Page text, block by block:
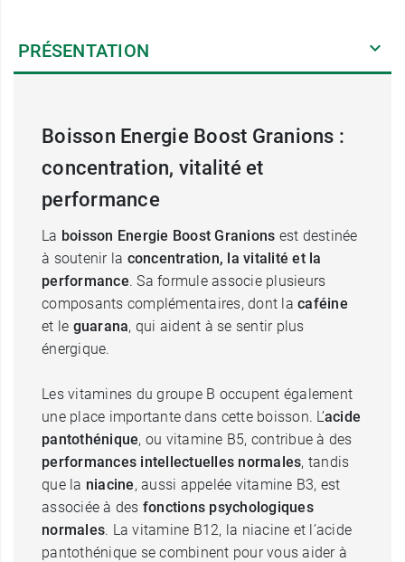
PRÉSENTATION
Boisson Energie Boost Granions :
concentration, vitalité et
performance
La boisson Energie Boost Granions est destinée
à soutenir la concentration, la vitalité et la
performance. Sa formule associe plusieurs
composants complémentaires, dont la caféine
et le guarana, qui aident à se sentir plus
énergique.
Les vitamines du groupe B occupent également
une place importante dans cette boisson. L’acide
pantothénique, ou vitamine B5, contribue à des
performances intellectuelles normales, tandis
que la niacine, aussi appelée vitamine B3, est
associée à des fonctions psychologiques
normales. La vitamine B12, la niacine et l’acide
pantothénique se combinent pour vous aider à